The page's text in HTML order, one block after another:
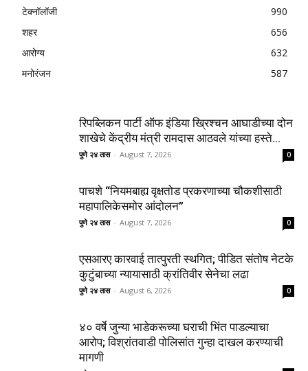
टेक्नॉलॉजी
990
शहर
656
आरोग्य
632
मनोरंजन
587
रिपब्लिकन पार्टी ऑफ इंडिया ख्रिश्चन आघाडीच्या दोन
शाखेचे केंद्रीय मंत्री रामदास आठवले यांच्या हस्ते...
पुणे २४ तास - August 7, 2026 0
पाचशे “नियमबाह्य वृक्षतोड प्रकरणाच्या चौकशीसाठी
महापालिकेसमोर आंदोलन”
पुणे २४ तास - August 7, 2026 0
एसआरए कारवाई तात्पुरती स्थगित; पीडित संतोष नेटके
कुटुंबाच्या न्यायासाठी क्रांतिवीर सेनेचा लढा
पुणे २४ तास - August 6, 2026 0
४० वर्षे जुन्या भाडेकरूच्या घराची भिंत पाडल्याचा
आरोप; विश्रांतवाडी पोलिसांत गुन्हा दाखल करण्याची
मागणी